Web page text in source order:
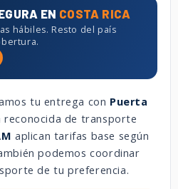
EN COSTA RICA
hábiles. Resto del país
tu entrega con Puerta
reconocida de transporte
aplican tarifas base según
podemos coordinar
de tu preferencia.